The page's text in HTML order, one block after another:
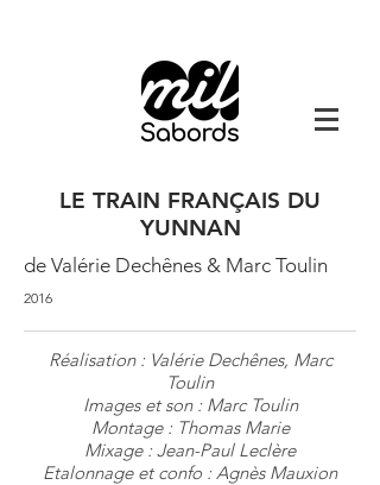
LE TRAIN FRANÇAIS DU
YUNNAN
de Valérie Dechênes & Marc Toulin
2016
Réalisation : Valérie Dechênes, Marc
Toulin
Images et son : Marc Toulin
Montage : Thomas Marie
Mixage : Jean-Paul Leclère
Etalonnage et confo : Agnès Mauxion